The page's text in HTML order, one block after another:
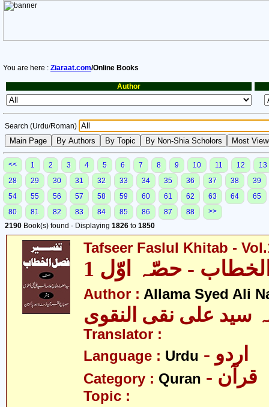
You are here : Ziaraat.com/Online Books
Author
Search (Urdu/Roman)
<< 1 2 3 4 5 6 7 8 9 10 11 12
13
28
29 30 31 32 33 34 35 36 37 38
39
54
55 56 57 58 59 60 61 62 63 64
65
80
81 82 83 84 85 86 87 88
>>
2190 Book(s) found - Displaying 1826 to 1850
Tafseer Faslul Khitab -
- حصّہ اوّل 1
Author : Allama Syed Ali
سید علی نقی النقوی
Translator :
Language : Urdu - اردو
Category : Quran - قرآن
Topic :